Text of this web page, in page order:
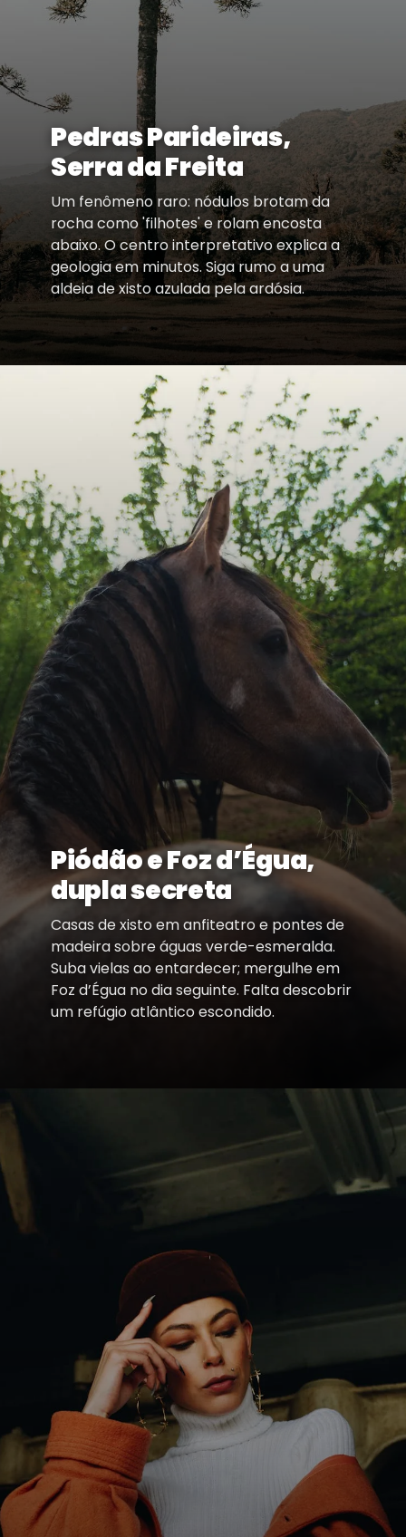
Pedras Parideiras,
Serra da Freita
Um fenômeno raro: nódulos brotam da
rocha como 'filhotes' e rolam encosta
abaixo. O centro interpretativo explica a
geologia em minutos. Siga rumo a uma
aldeia de xisto azulada pela ardósia.
Piódão e Foz d’Égua,
dupla secreta
Casas de xisto em anfiteatro e pontes de
madeira sobre águas verde-esmeralda.
Suba vielas ao entardecer; mergulhe em
Foz d’Égua no dia seguinte. Falta descobrir
um refúgio atlântico escondido.